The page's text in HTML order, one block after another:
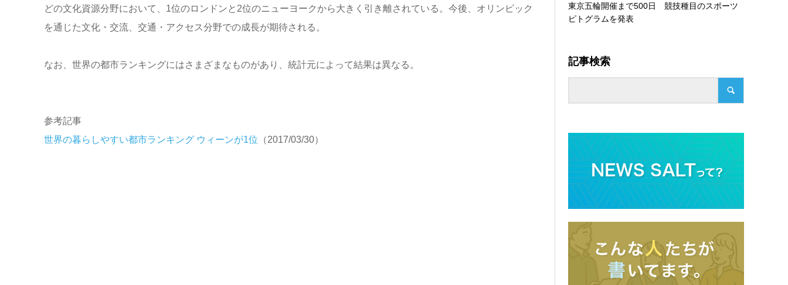
どの文化資源分野において、1位のロンドンと2位のニューヨークから大きく引き離されている。今後、オリンピック
を通じた文化・交流、交通・アクセス分野での成長が期待される。
なお、世界の都市ランキングにはさまざまなものがあり、統計元によって結果は異なる。
参考記事
世界の暮らしやすい都市ランキング ウィーンが1位 （2017/03/30）
東京五輪開催まで500日 競技種目のスポーツ
ピトグラムを発表
記事検索